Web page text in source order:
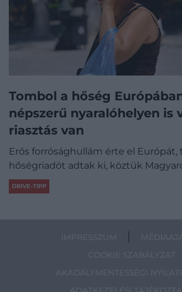
Tombol a hőség
népszerű nyaralóhelyen is
riasztás van
Erős forrósághullám érte el Európát,
hőségriadót adtak ki, köztük
DRIVE-TIPP